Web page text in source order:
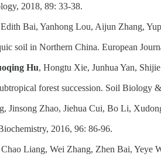
2018, 89: 33-38.
Bai, Yanhong Lou, Aijun Zhang,
soil in Northern China. European
Hu, Hongtu Xie, Junhua Yan,
forest succession. Soil Biology
Jinsong Zhao, Jiehua Cui, Bo Li,
2016, 96: 86-96.
Liang, Wei Zhang, Zhen Bai,